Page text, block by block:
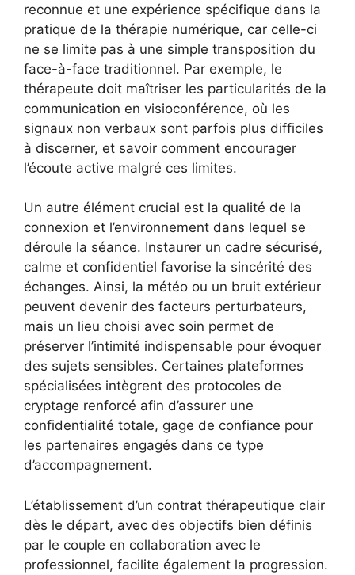
reconnue et une expérience spécifique dans la
pratique de la thérapie numérique, car celle-ci
ne se limite pas à une simple transposition du
face-à-face traditionnel. Par exemple, le
thérapeute doit maîtriser les particularités de la
communication en visioconférence, où les
signaux non verbaux sont parfois plus difficiles
à discerner, et savoir comment encourager
l’écoute active malgré ces limites.
Un autre élément crucial est la qualité de la
connexion et l’environnement dans lequel se
déroule la séance. Instaurer un cadre sécurisé,
calme et confidentiel favorise la sincérité des
échanges. Ainsi, la météo ou un bruit extérieur
peuvent devenir des facteurs perturbateurs,
mais un lieu choisi avec soin permet de
préserver l’intimité indispensable pour évoquer
des sujets sensibles. Certaines plateformes
spécialisées intègrent des protocoles de
cryptage renforcé afin d’assurer une
confidentialité totale, gage de confiance pour
les partenaires engagés dans ce type
d’accompagnement.
L’établissement d’un contrat thérapeutique clair
dès le départ, avec des objectifs bien définis
par le couple en collaboration avec le
professionnel, facilite également la progression.